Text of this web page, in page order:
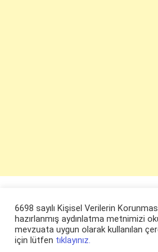
6698 sayılı Kişisel Verilerin
hazırlanmış aydınlatma metnimizi
mevzuata uygun olarak kullanılan
için lütfen tıklayınız.